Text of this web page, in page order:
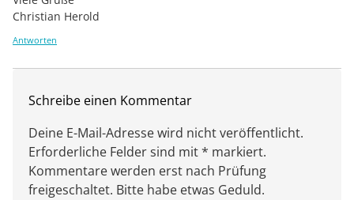
Christian Herold
Antworten
Schreibe einen Kommentar
Deine E-Mail-Adresse wird nicht veröffentlicht.
Erforderliche Felder sind mit * markiert.
Kommentare werden erst nach Prüfung
freigeschaltet. Bitte habe etwas Geduld.